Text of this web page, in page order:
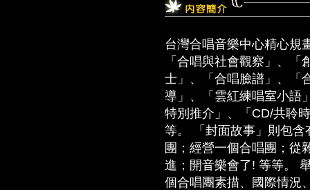
台灣合唱音樂中心精心規
「合唱與社會觀察」、
士」、「合唱臉譜」、「
導」、「雲紅練唱室小語
特別推介」、「CD/共聆
等。 「封面故事」則包
團；經營一個合唱團；從
進；開音樂會了! 等等。
個合唱團素描、國際情況